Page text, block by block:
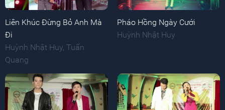
Liên Khúc Đừng Bỏ Anh Mà
Đi
Huỳnh Nhật Huy Tuấn
Quang
Pháo Hồng Ngày Cưới
Huỳnh Nhật Huy